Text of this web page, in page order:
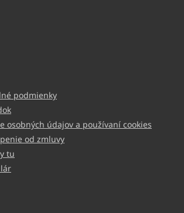
podmienky
osobných údajov a používaní cookies
od zmluvy
tu